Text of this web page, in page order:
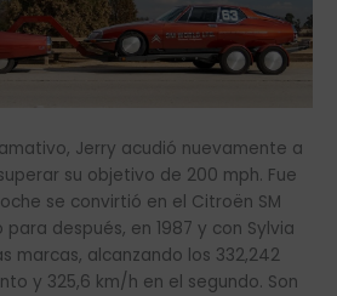
Jerry acudió nuevamente a
su objetivo de 200 mph. Fue
se convirtió en el Citroën SM
después, en 1987 y con Sylvia
marcas, alcanzando los 332,242
y 325,6 km/h en el segundo. Son